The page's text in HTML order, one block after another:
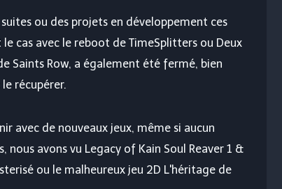
ou des projets en développement ces
cas avec le reboot de TimeSplitters ou Deux
Saints Row, a également été fermé, bien
récupérer.
avec de nouveaux jeux, même si aucun
nous avons vu Legacy of Kain Soul Reaver 1 &
ou le malheureux jeu 2D L'héritage de